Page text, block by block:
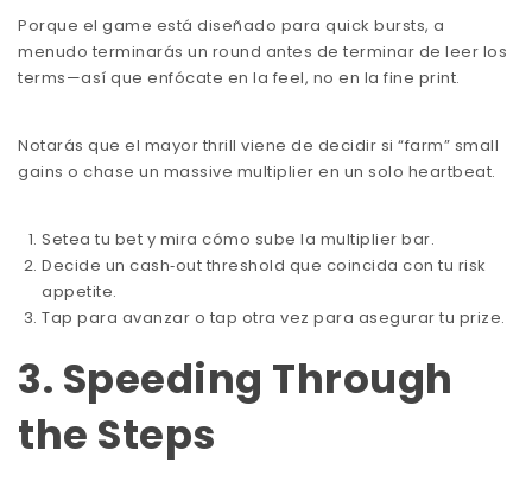
Porque el game está diseñado para quick bursts, a
menudo terminarás un round antes de terminar de leer los
terms—así que enfócate en la feel, no en la fine print.
Notarás que el mayor thrill viene de decidir si “farm” small
gains o chase un massive multiplier en un solo heartbeat.
Setea tu bet y mira cómo sube la multiplier bar.
Decide un cash‑out threshold que coincida con tu risk
appetite.
Tap para avanzar o tap otra vez para asegurar tu prize.
3. Speeding Through
the Steps